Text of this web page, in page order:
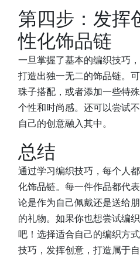
第四步：发挥
性化饰品链
一旦掌握了基本的编织技巧
打造出独一无二的饰品链。
珠子搭配，或者添加一些特
个性和时尚感。还可以尝试
自己的创意融入其中。
总结
通过学习编织技巧，每个人
化饰品链。每一件作品都代
论是作为自己佩戴还是送给
的礼物。如果你也想尝试编
吧！选择适合自己的编织方
技巧，发挥创意，打造属于